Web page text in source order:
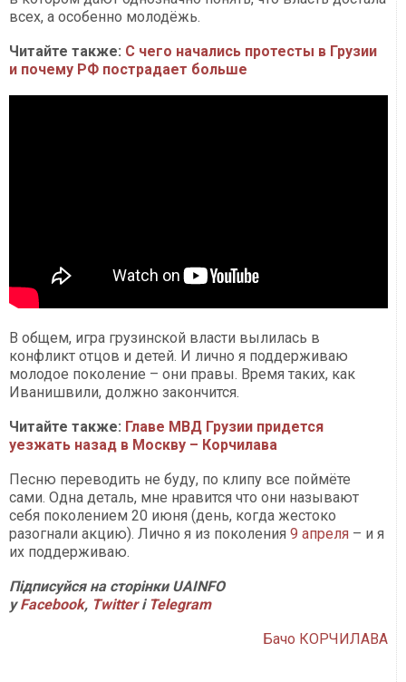
всех, а особенно молодёжь.
Читайте также: С чего начались протесты в Грузии
и почему РФ пострадает больше
В общем, игра грузинской власти вылилась в
конфликт отцов и детей. И лично я поддерживаю
молодое поколение – они правы. Время таких, как
Иванишвили, должно закончится.
Читайте также: Главе МВД Грузии придется
уезжать назад в Москву – Корчилава
Песню переводить не буду, по клипу все поймёте
сами. Одна деталь, мне нравится что они называют
себя поколением 20 июня (день, когда жестоко
разогнали акцию). Лично я из поколения 9 апреля – и я
их поддерживаю.
Підписуйся на сторінки UAINFO
уFacebook, Twitter і Telegram
Бачо КОРЧИЛАВА